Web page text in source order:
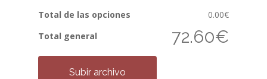
Total de las opciones
0.00€
Total general
72.60€
Subir archivo